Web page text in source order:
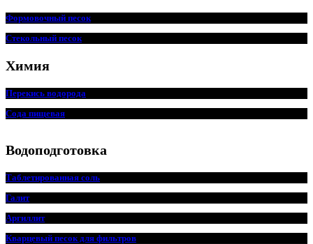
Формовочный песок
Стекольный песок
Химия
Перекись водорода
Сода пищевая
Водоподготовка
Таблетированная соль
Галит
Аргиллит
Кварцевый песок для фильтров